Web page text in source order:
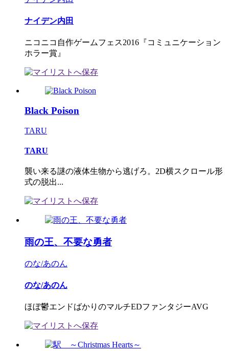
ナイデン内田
ニコニコ自作ゲームフェス2016『コミュニケーション
ホラー賞』
Black Poison
TARU
TARU
襲い来る謎の液体生物から逃げろ。2D横スクロール形
式の脱出...
雨の王、不要な勇者
のな/あのん
のな/あのん
ほぼ鬱エンドばかりのマルチEDファンタジーAVG